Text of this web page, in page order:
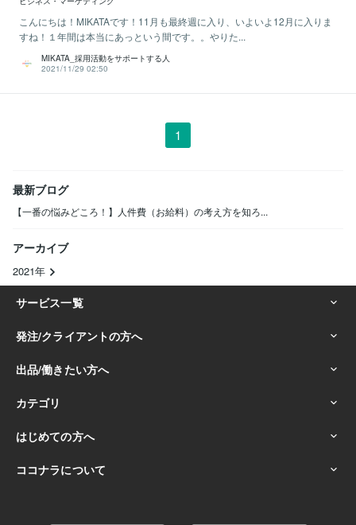
こんにちは！MIKATAです！11月も最終週に入り、いよいよ12月に入りま
すね！１年間は本当にあっという間です。。やりた...
MIKATA_採用活動をサポートする人
2021/11/29 02:50
1
最新ブログ
【一番の悩みどころ！】人件費（お給料）の考え方を知ろ...
アーカイブ
2021年